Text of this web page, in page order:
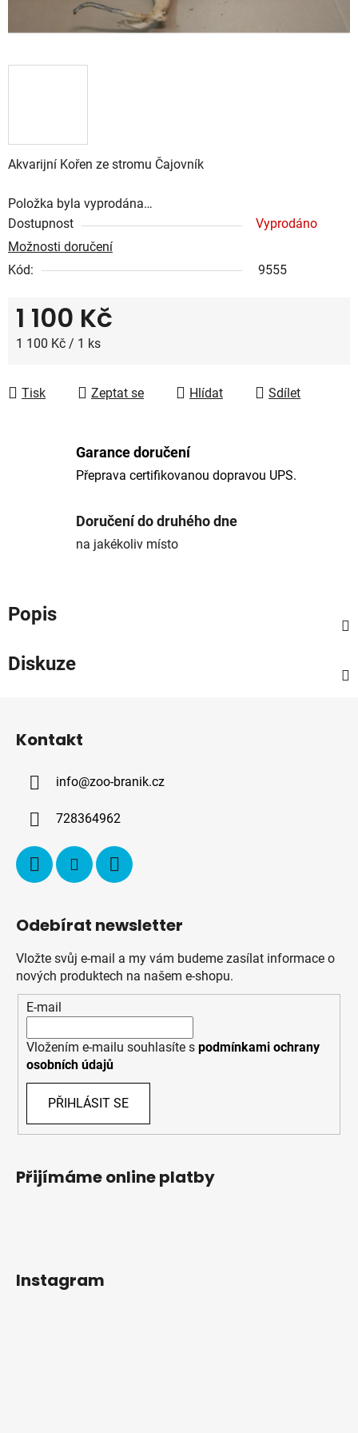
Akvarijní Kořen ze stromu Čajovník
Položka byla vyprodána…
Dostupnost
Vyprodáno
Možnosti doručení
Kód:
9555
1 100 Kč
Měrná cena:
1 100 Kč / 1 ks
Tisk Zeptat se Hlídat Sdílet
Garance doručení
Přeprava certifikovanou dopravou UPS.
Doručení do druhého dne
na jakékoliv místo
Popis
Diskuze
Kontakt
info@zoo-branik.cz
728364962
Odebírat newsletter
Vložte svůj e-mail a my vám budeme zasílat informace o
nových produktech na našem e-shopu.
E-mail
Vložením e-mailu souhlasíte s podmínkami ochrany
osobních údajů
PŘIHLÁSIT SE
Přijímáme online platby
Instagram